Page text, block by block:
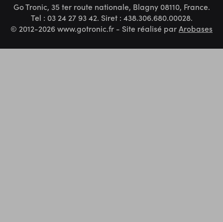
Go Tronic, 35 ter route nationale, Blagny 08110, France.
Tel : 03 24 27 93 42. Siret : 438.306.680.00028.
© 2012-2026 www.gotronic.fr - Site réalisé parArobases